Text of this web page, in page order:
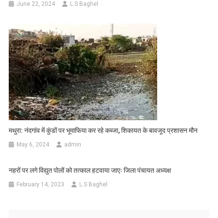
June 22, 2024 L.S Baghel
मथुरा: नंदगांव में कुंडों पर भूमाफिया कर रहे कब्जा, शिकायत के बावजूद प्रशासन मौन
May 6, 2024 admin
नहरों पर लगे विद्युत पोलों को तत्काल हटवाया जाएः जिला पंचायत अध्यक्ष
February 14, 2023 L.S Baghel